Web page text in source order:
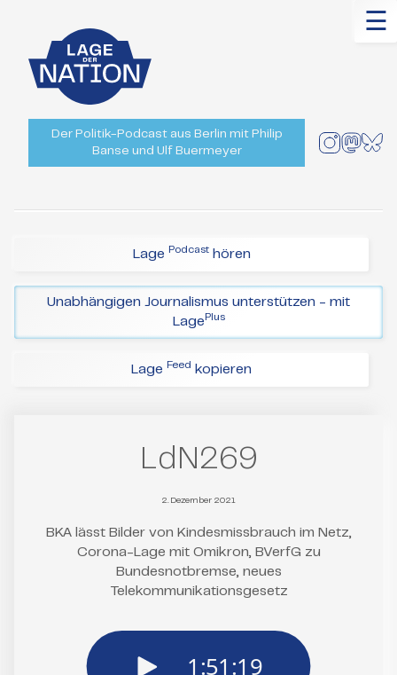
☰
Der Politik-Podcast aus Berlin mit Philip
Banse und Ulf Buermeyer
Lage Podcasthören
Unabhängigen Journalismus unterstützen - mit
Lage Plus
Lage Feed kopieren
LdN269
2. Dezember 2021
BKA lässt Bilder von Kindesmissbrauch im Netz,
Corona-Lage mit Omikron, BVerfG zu
Bundesnotbremse, neues
Telekommunikationsgesetz